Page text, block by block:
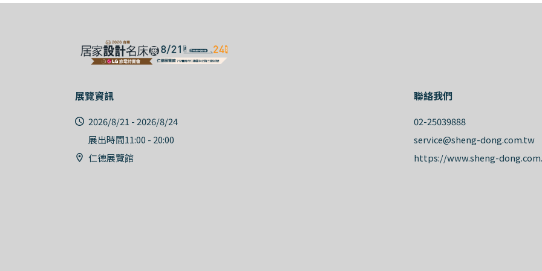
展覽資訊
2026/8/21 - 2026/8/24
展出時間11:00 - 20:00
仁德展覽館
聯絡我們
02-25039888
service@sheng-dong.com.tw
https://www.sheng-